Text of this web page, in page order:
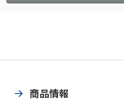
商品情報